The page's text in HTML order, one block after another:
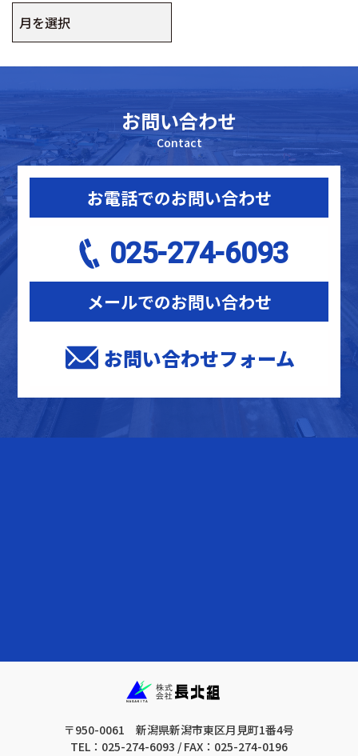
ー
カ
お問い合わせ
Contact
お電話でのお問い合わせ
025-274-6093
メールでのお問い合わせ
お問い合わせフォーム
〒950-0061 新潟県新潟市東区月見町1番4号
TEL：025-274-6093 / FAX：025-274-0196